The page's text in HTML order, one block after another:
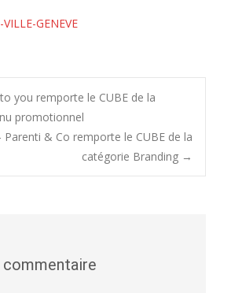
GENEVE
you remporte le CUBE de la
promotionnel
Parenti & Co remporte le CUBE de la
catégorie Branding →
commentaire